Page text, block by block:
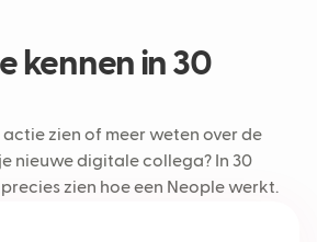
kennen in 30
actie zien of meer weten over de
nieuwe digitale collega? In 30
zien hoe een Neople werkt.